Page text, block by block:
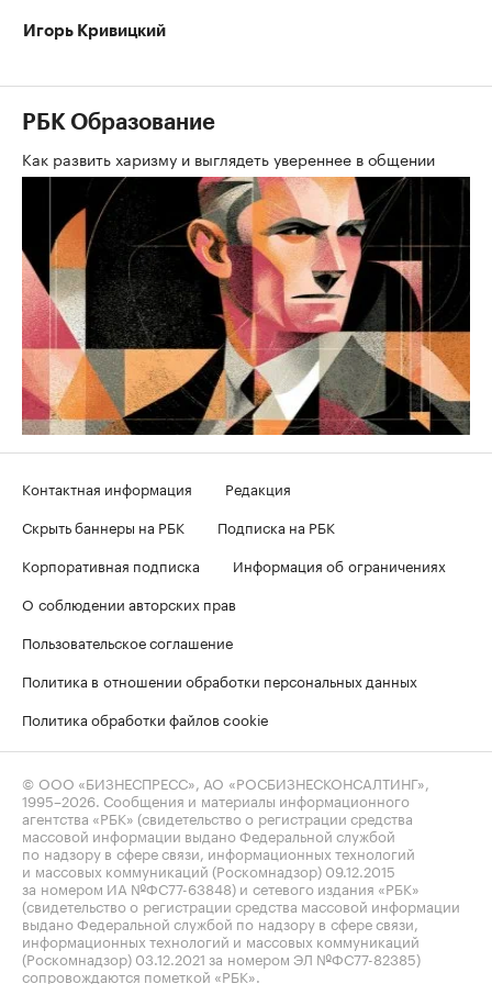
Игорь Кривицкий
РБК Образование
Как развить харизму и выглядеть увереннее в общении
Контактная информация
Редакция
Скрыть баннеры на РБК
Подписка на РБК
Корпоративная подписка
Информация об ограничениях
О соблюдении авторских прав
Пользовательское соглашение
Политика в отношении обработки персональных данных
Политика обработки файлов cookie
© ООО «БИЗНЕСПРЕСС», АО «РОСБИЗНЕСКОНСАЛТИНГ»,
1995–2026 . Сообщения и материалы информационного
агентства «РБК» (свидетельство о регистрации средства
массовой информации выдано Федеральной службой
по надзору в сфере связи, информационных технологий
и массовых коммуникаций (Роскомнадзор) 09.12.2015
за номером ИА №ФС77-63848) и сетевого издания «РБК»
(свидетельство о регистрации средства массовой информации
выдано Федеральной службой по надзору в сфере связи,
информационных технологий и массовых коммуникаций
(Роскомнадзор) 03.12.2021 за номером ЭЛ №ФС77-82385)
сопровождаются пометкой «РБК».